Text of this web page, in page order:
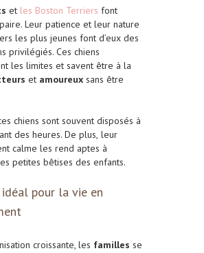
et les Boston Terriers font
Leur patience et leur nature
les plus jeunes font d’eux des
privilégiés. Ces chiens
les limites et savent être à la
et amoureux sans être
chiens sont souvent disposés à
des heures. De plus, leur
calme les rend aptes à
petites bêtises des enfants.
idéal pour la vie en
croissante, les familles se